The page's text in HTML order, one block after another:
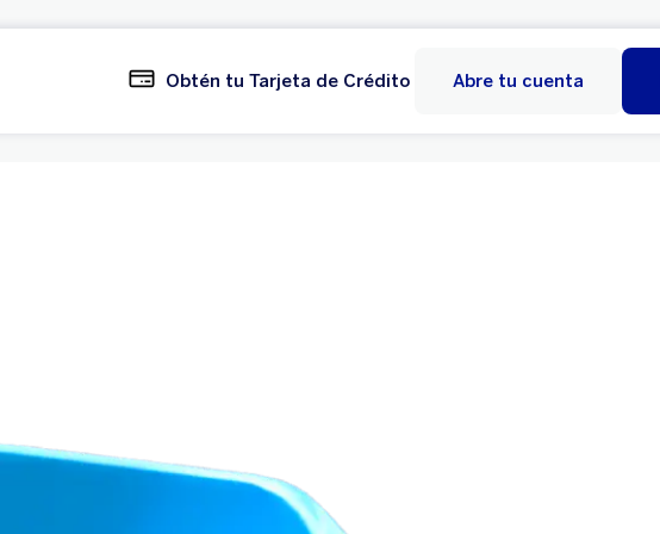
Obtén tu Tarjeta de Crédito Abre tu cuenta